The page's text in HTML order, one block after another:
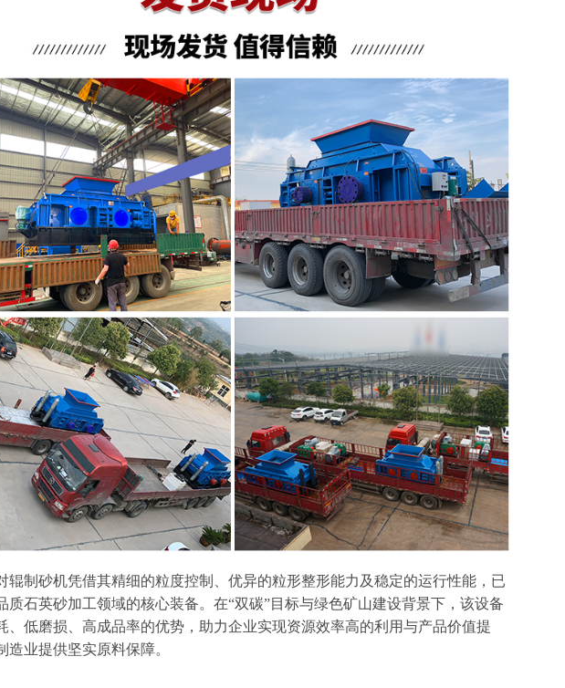
辊制砂机凭借其精细的粒度控制、优异的粒形整形能力及稳定的运行性能，已
质石英砂加工领域的核心装备。在“双碳”目标与绿色矿山建设背景下，该设备
、低磨损、高成品率的优势，助力企业实现资源效率高的利用与产品价值提
造业提供坚实原料保障。